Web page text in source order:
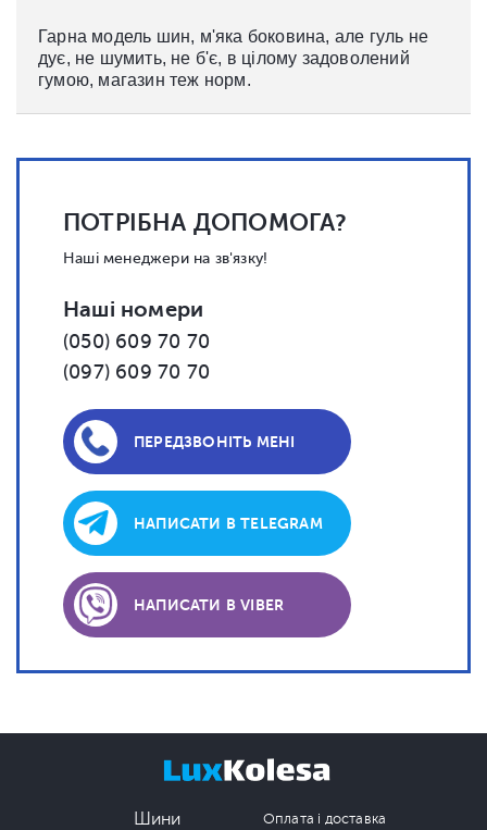
Гарна модель шин, м'яка боковина, але гуль не
дує, не шумить, не б'є, в цілому задоволений
гумою, магазин теж норм.
ПОТРІБНА ДОПОМОГА?
Наші менеджери на зв'язку!
Наші номери
(050) 609 70 70
(097) 609 70 70
ПЕРЕДЗВОНІТЬ МЕНІ
НАПИСАТИ В TELEGRAM
НАПИСАТИ В VIBER
Шини
Оплата і доставка